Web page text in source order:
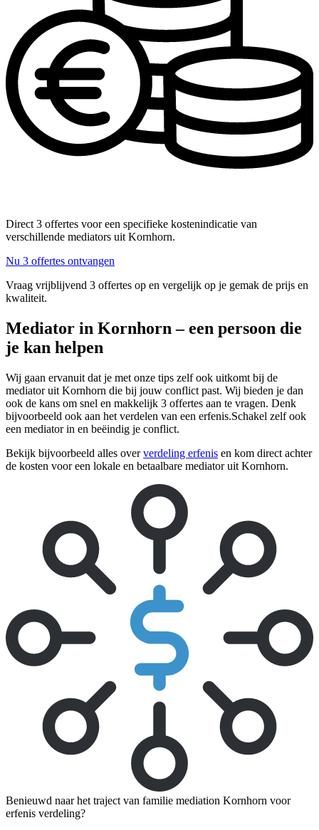
Direct 3 offertes voor een specifieke kostenindicatie van
verschillende mediators uit Kornhorn.
Nu 3 offertes ontvangen
Vraag vrijblijvend 3 offertes op en vergelijk op je gemak de prijs en
kwaliteit.
Mediator in Kornhorn – een persoon die
je kan helpen
Wij gaan ervanuit dat je met onze tips zelf ook uitkomt bij de
mediator uit Kornhorn die bij jouw conflict past. Wij bieden je dan
ook de kans om snel en makkelijk 3 offertes aan te vragen. Denk
bijvoorbeeld ook aan het verdelen van een erfenis.Schakel zelf ook
een mediator in en beëindig je conflict.
Bekijk bijvoorbeeld alles oververdeling erfenis en kom direct achter
de kosten voor een lokale en betaalbare mediator uit Kornhorn.
Benieuwd naar het traject van familie mediation Kornhorn voor
erfenis verdeling?